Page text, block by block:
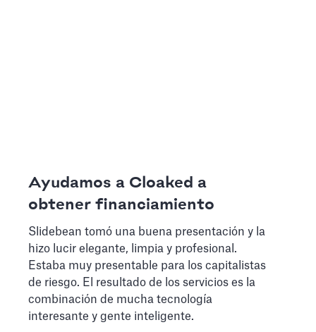
Ayudamos a Cloaked a
obtener financiamiento
Slidebean tomó una buena presentación y la
hizo lucir elegante, limpia y profesional.
Estaba muy presentable para los capitalistas
de riesgo. El resultado de los servicios es la
combinación de mucha tecnología
interesante y gente inteligente.